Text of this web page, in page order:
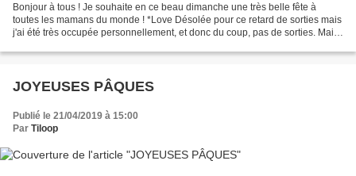
Bonjour à tous ! Je souhaite en ce beau dimanche une très belle fête à
toutes les mamans du monde ! *Love Désolée pour ce retard de sorties mais
j'ai été très occupée personnellement, et donc du coup, pas de sorties. Mais
JOYEUSES PÂQUES
Publié le 21/04/2019 à 15:00
Par Tiloop